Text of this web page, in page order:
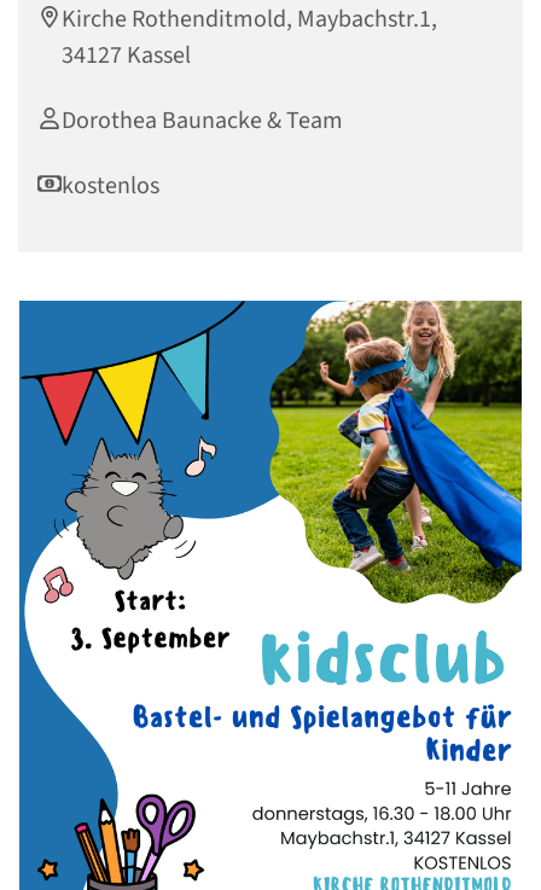
Kirche Rothenditmold, Maybachstr.1,
34127 Kassel
Dorothea Baunacke & Team
kostenlos